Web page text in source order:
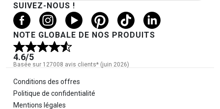
SUIVEZ-NOUS !
NOTE GLOBALE DE NOS PRODUITS
4.6/5
Basée sur 127008 avis clients* (juin 2026)
Informations légales
Conditions des offres
Politique de confidentialité
Mentions légales